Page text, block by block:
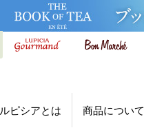
ルピシアとは 商品について